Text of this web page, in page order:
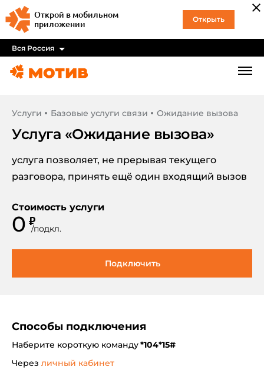
Открой в мобильном
приложении
Открыть
Вся Россия
Услуги Базовые услуги связи Ожидание вызова
Услуга «Ожидание вызова»
услуга позволяет, не прерывая текущего
разговора, принять ещё один входящий вызов
Стоимость услуги
0 ₽
/подкл.
Подключить
Способы подключения
Наберите короткую команду*104*15#
Через личный кабинет